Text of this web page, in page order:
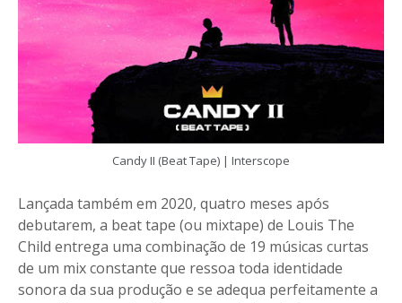
Candy II (Beat Tape) | Interscope
Lançada também em 2020, quatro meses após
debutarem, a beat tape (ou mixtape) de Louis The
Child entrega uma combinação de 19 músicas curtas
de um mix constante que ressoa toda identidade
sonora da sua produção e se adequa perfeitamente a